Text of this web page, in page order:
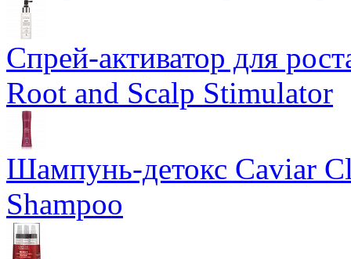
Спрей-активатор для
Root and Scalp Stimulator
Шампунь-детокс Caviar
Shampoo